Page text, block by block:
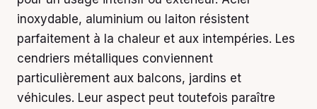
inoxydable, aluminium ou laiton résistent
parfaitement à la chaleur et aux intempéries. Les
cendriers métalliques conviennent
particulièrement aux balcons, jardins et
véhicules. Leur aspect peut toutefois paraître